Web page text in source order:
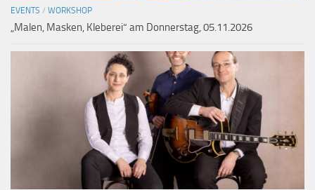
EVENTS / WORKSHOP
„Malen, Masken, Kleberei“ am Donnerstag, 05.11.2026